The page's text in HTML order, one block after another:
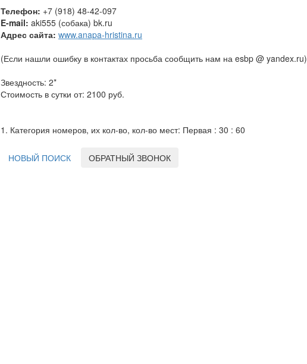
Телефон: +7 (918) 48-42-097
E-mail: aki555 (собака) bk.ru
Адрес сайта: www.anapa-hristina.ru
(Если нашли ошибку в контактах просьба сообщить нам на esbp @ yandex.ru)
Звездность: 2*
Стоимость в сутки от: 2100 руб.
1. Категория номеров, их кол-во, кол-во мест: Первая : 30 : 60
НОВЫЙ ПОИСК ОБРАТНЫЙ ЗВОНОК